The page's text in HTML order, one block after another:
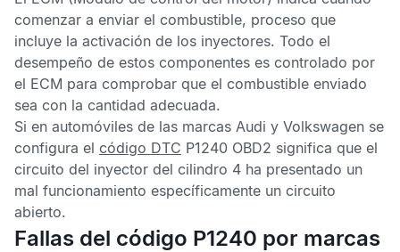
comenzar a enviar el combustible, proceso que
incluye la activación de los inyectores. Todo el
desempeño de estos componentes es controlado por
el ECM para comprobar que el combustible enviado
sea con la cantidad adecuada.
Si en automóviles de las marcas Audi y Volkswagen se
configura el código DTC P1240 OBD2 significa que el
circuito del inyector del cilindro 4 ha presentado un
mal funcionamiento específicamente un circuito
abierto.
Fallas del código P1240 por marcas